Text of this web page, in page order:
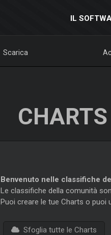
IL
Scarica
Benvenuto nelle classifiche
Le classifiche della comunità
Puoi creare le tue Charts o puoi
Sfoglia tutte le Charts